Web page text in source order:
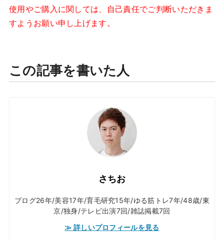
使用やご購入に関しては、自己責任でご判断いただきま
すようお願い申し上げます。
この記事を書いた人
さちお
ブログ26年/美容17年/育毛研究15年/ゆる筋トレ7年/48歳/東
京/独身/テレビ出演7回/雑誌掲載7回
≫ 詳しいプロフィールを見る